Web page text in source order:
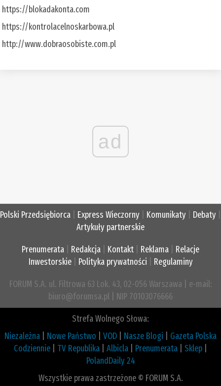
https://blokadakonta.com
https://kontrolacelnoskarbowa.pl
http://www.dobraosobiste.com.pl
ad
Polski Przedsiębiorca Express Wieczorny Komunikaty Debaty
Artykuły partnerskie
Prenumerata Redakcja Kontakt Reklama
Relacje
Inwestorskie| Polityka prywatności Regulaminy
FORUM S.A. ul. Filtrowa 63 Lok. 43, 02-056 Warszawa | e-mail:
biuro@forumsa.pl | NIP 70103076666
Strefa Wolnego Słowa:
Niezależna
Nowe Państwo VOD Nasze Blogi
Gazeta Polska
Codziennie
TV Republika Albicla Prenumerata Sklep
PolandDaily 24
Wszystkie prawa zastrzeżone © FORUM S.A.